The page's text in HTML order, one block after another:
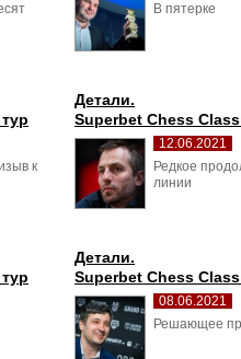
В пятерке
к
Детали.
Superbet Chess
12.06.2021
Редкое
линии
Детали.
Superbet Chess
08.06.2021
Решающее